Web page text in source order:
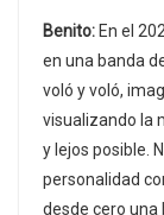
Benito: En el
en una banda
voló y voló,
visualizando la
y lejos posible.
personalidad
desde cero una